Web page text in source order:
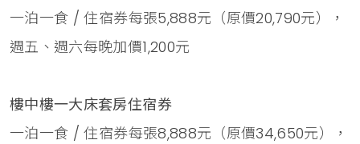
一泊一食 / 住宿券每張5,888元（原價20,790元），
週五、週六每晚加價1,200元
樓中樓一大床套房住宿券
一泊一食 / 住宿券每張8,888元（原價34,650元），